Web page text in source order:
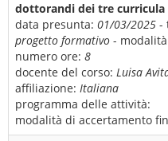
dottorandi dei tre
data presunta: 01/03/2025 -
progetto formativo -
numero ore: 8
docente del corso: Luisa
affiliazione: Italiana
programma delle attività:
modalità di accertamento